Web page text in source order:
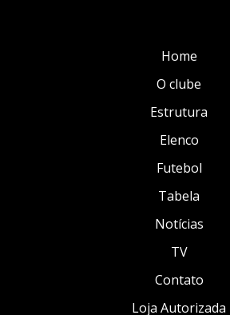
Home
O clube
Estrutura
Elenco
Futebol
Tabela
Notícias
TV
Contato
Loja Autorizada